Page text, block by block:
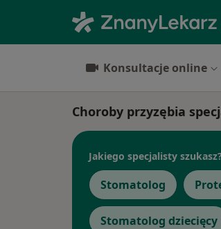
Konsultacje online
Choroby przyzębia
Jakiego specjalisty
Stomatolog
Stomatolog dziecięcy